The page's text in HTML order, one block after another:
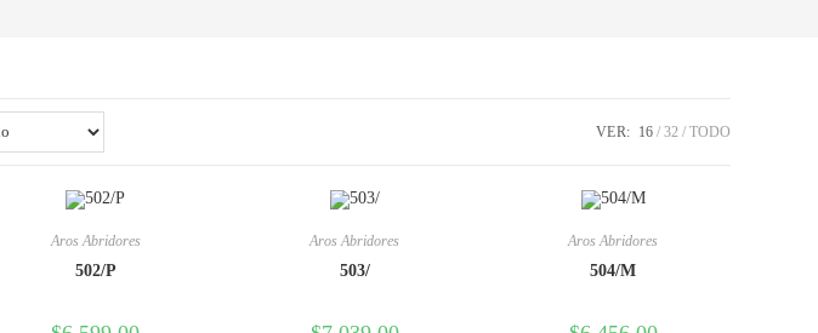
VER: 16 32 TODO
Aros Abridores
502/P
Aros Abridores
503/
Aros Abridores
504/M